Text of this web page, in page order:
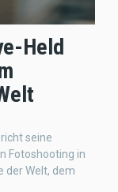
Held
seine
Fotoshooting in
der Welt, dem